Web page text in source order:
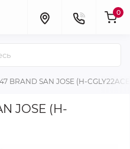
0
BRAND SAN JOSE (H-
JOSE (H-